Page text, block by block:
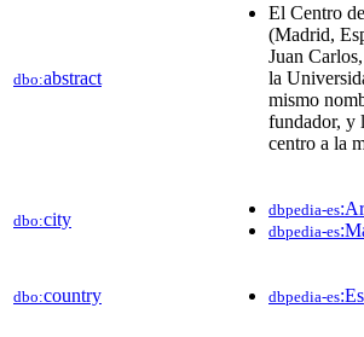
dbo:abstract
El Centro
(Madrid,
Juan
la
mismo
fundador, y
centro a la
dbo:city dbpedia-es
dbpedia-es
dbo:country dbpedia-es